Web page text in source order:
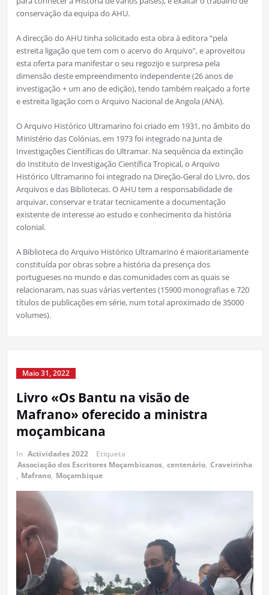
conservação da equipa do AHU.
A direcção do AHU tinha solicitado esta obra à editora “pela
estreita ligação que tem com o acervo do Arquivo”, e aproveitou
esta oferta para manifestar o seu regozijo e surpresa pela
dimensão deste empreendimento independente (26 anos de
investigação + um ano de edição), tendo também realçado a forte
e estreita ligação com o Arquivo Nacional de Angola (ANA).
O Arquivo Histórico Ultramarino foi criado em 1931, no âmbito do
Ministério das Colónias, em 1973 foi integrado na Junta de
Investigações Científicas do Ultramar. Na sequência da extinção
do Instituto de Investigação Científica Tropical, o Arquivo
Histórico Ultramarino foi integrado na Direção-Geral do Livro, dos
Arquivos e das Bibliotecas. O AHU tem a responsabilidade de
arquivar, conservar e tratar tecnicamente a documentação
existente de interesse ao estudo e conhecimento da história
colonial.
A Biblioteca do Arquivo Histórico Ultramarino é maioritariamente
constituída por obras sobre a história da presença dos
portugueses no mundo e das comunidades com as quais se
relacionaram, nas suas várias vertentes (15900 monografias e 720
títulos de publicações em série, num total aproximado de 35000
volumes).
Maio 31, 2022
Livro «Os Bantu na visão de
Mafrano» oferecido a ministra
moçambicana
In Actividades 2022
Etiqueta
Associação dos Escritores Moçambicanos, centenário, Craveirinha
, Mafrano, Moçambique